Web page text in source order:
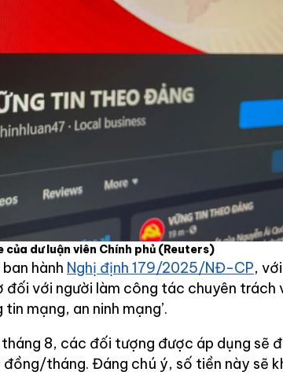
dư luận viên Chính phủ (Reuters)
hành Nghị định 179/2025/NĐ-CP,
đối với người làm công tác chuyên trách
mạng, an ninh mạng’.
8, các đối tượng được áp dụng sẽ
tháng. Đáng chú ý, số tiền này sẽ